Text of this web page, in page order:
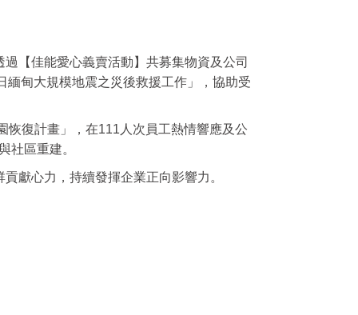
【佳能愛心義賣活動】共募集物資及公司
甸大規模地震之災後救援工作」，協助受
恢復計畫」，在111人次員工熱情響應及公
社區重建。
獻心力，持續發揮企業正向影響力。